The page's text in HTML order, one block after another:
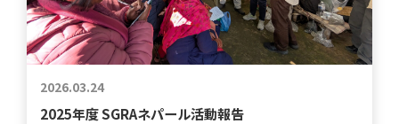
2026.03.24
2025年度 SGRAネパール活動報告